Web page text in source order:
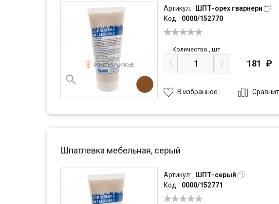
Артикул:
ШПТ-орех гварнери
Код:
0000/152770
Количество ,шт
181 ₽
В избранное
Шпатлевка мебельная, серый
Артикул:
ШПТ-серый
Код:
0000/152771